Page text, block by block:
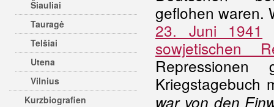
Šiauliai
Tauragė
Telšiai
Utena
Vilnius
Kurzbiografien
geflohen waren.
23. Juni 1941
sowjetischen
Kriegstagebuch
war von den